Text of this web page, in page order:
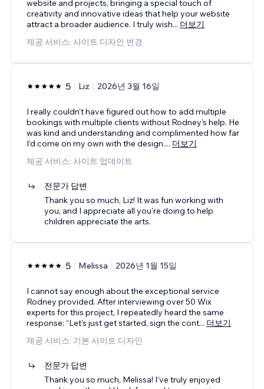
website and projects, bringing a special touch of
creativity and innovative ideas that help your website
attract a broader audience. I truly wish... 더보기
제공 서비스: 사이트 디자인 변경
5 Liz 2026년 3월 16일
I really couldn’t have figured out how to add multiple
bookings with multiple clients without Rodney’s help. He
was kind and understanding and complimented how far
I’d come on my own with the design.... 더보기
제공 서비스: 사이트 업데이트
전문가 답변
Thank you so much, Liz! It was fun working with
you, and I appreciate all you're doing to help
children appreciate the arts.
5 Melissa 2026년 1월 15일
I cannot say enough about the exceptional service
Rodney provided. After interviewing over 50 Wix
experts for this project, I repeatedly heard the same
response: “Let’s just get started, sign the cont... 더보기
제공 서비스: 기본 사이트 디자인
전문가 답변
Thank you so much, Melissa! I've truly enjoyed